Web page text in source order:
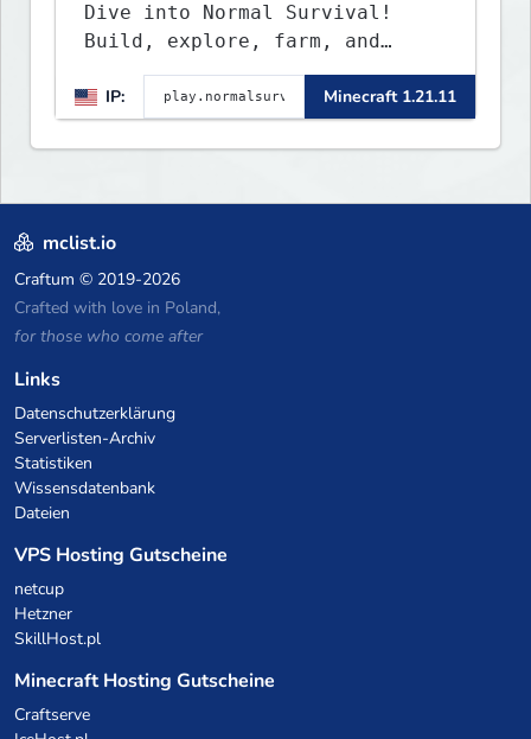
Dive into Normal Survival!
Build, explore, farm, and
create with a friendly
community. Enjoy weekly
updates, new features, and
endless adventures!
IP: Minecraft 1.21.11
mclist.io
Craftum © 2019-2026
Crafted with love in Poland,
for those who come after
Links
Datenschutzerklärung
Serverlisten-Archiv
Statistiken
Wissensdatenbank
Dateien
VPS Hosting Gutscheine
netcup
Hetzner
SkillHost.pl
Minecraft Hosting Gutscheine
Craftserve